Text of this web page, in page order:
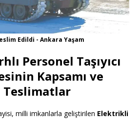
Edildi - Ankara Yaşam
Personel Taşıyıcı
Kapsamı ve
Teslimatlar
milli imkanlarla geliştirilen Elektrikli